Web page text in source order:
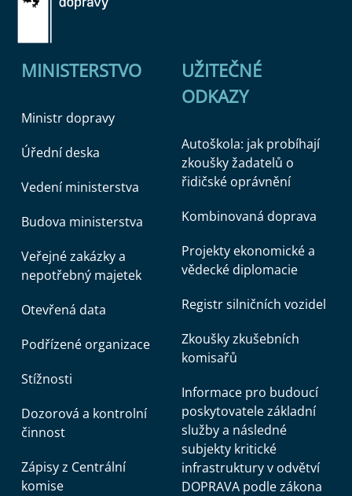
MINISTERSTVO
Ministr dopravy
Úřední deska
Vedení ministerstva
Budova ministerstva
Veřejné zakázky a
nepotřebný majetek
Otevřená data
Podřízené organizace
Stížnosti
Dozorová a kontrolní
činnost
Zápisy z Centrální
komise
UŽITEČNÉ
ODKAZY
Autoškola: jak probíhají
zkoušky žadatelů o
řidičské oprávnění
Kombinovaná doprava
Projekty ekonomické a
vědecké diplomacie
Registr silničních vozidel
Zkoušky zkušebních
komisařů
Informace pro budoucí
poskytovatele základní
služby a následné
subjekty kritické
infrastruktury v odvětví
DOPRAVA podle zákona